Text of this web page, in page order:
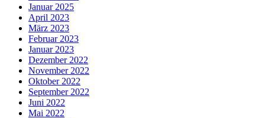
Januar 2025
April 2023
März 2023
Februar 2023
Januar 2023
Dezember 2022
November 2022
Oktober 2022
September 2022
Juni 2022
Mai 2022